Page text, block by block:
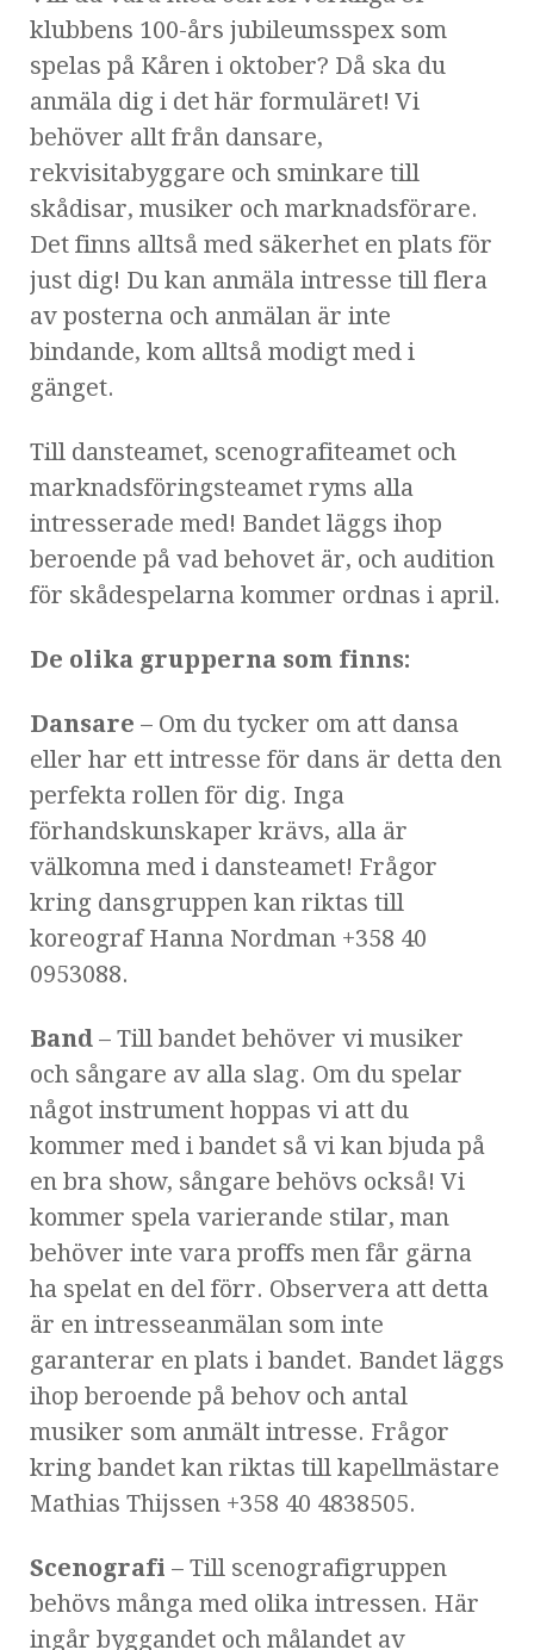
klubbens 100-års jubileumsspex som
spelas på Kåren i oktober? Då ska du
anmäla dig i det här formuläret! Vi
behöver allt från dansare,
rekvisitabyggare och sminkare till
skådisar, musiker och marknadsförare.
Det finns alltså med säkerhet en plats för
just dig! Du kan anmäla intresse till flera
av posterna och anmälan är inte
bindande, kom alltså modigt med i
gänget.
Till dansteamet, scenografiteamet och
marknadsföringsteamet ryms alla
intresserade med! Bandet läggs ihop
beroende på vad behovet är, och audition
för skådespelarna kommer ordnas i april.
De olika grupperna som finns:
Dansare – Om du tycker om att dansa
eller har ett intresse för dans är detta den
perfekta rollen för dig. Inga
förhandskunskaper krävs, alla är
välkomna med i dansteamet! Frågor
kring dansgruppen kan riktas till
koreograf Hanna Nordman +358 40
0953088.
Band – Till bandet behöver vi musiker
och sångare av alla slag. Om du spelar
något instrument hoppas vi att du
kommer med i bandet så vi kan bjuda på
en bra show, sångare behövs också! Vi
kommer spela varierande stilar, man
behöver inte vara proffs men får gärna
ha spelat en del förr. Observera att detta
är en intresseanmälan som inte
garanterar en plats i bandet. Bandet läggs
ihop beroende på behov och antal
musiker som anmält intresse. Frågor
kring bandet kan riktas till kapellmästare
Mathias Thijssen +358 40 4838505.
Scenografi – Till scenografigruppen
behövs många med olika intressen. Här
ingår byggandet och målandet av